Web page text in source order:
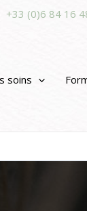
+33 (0)6 84 16
soins